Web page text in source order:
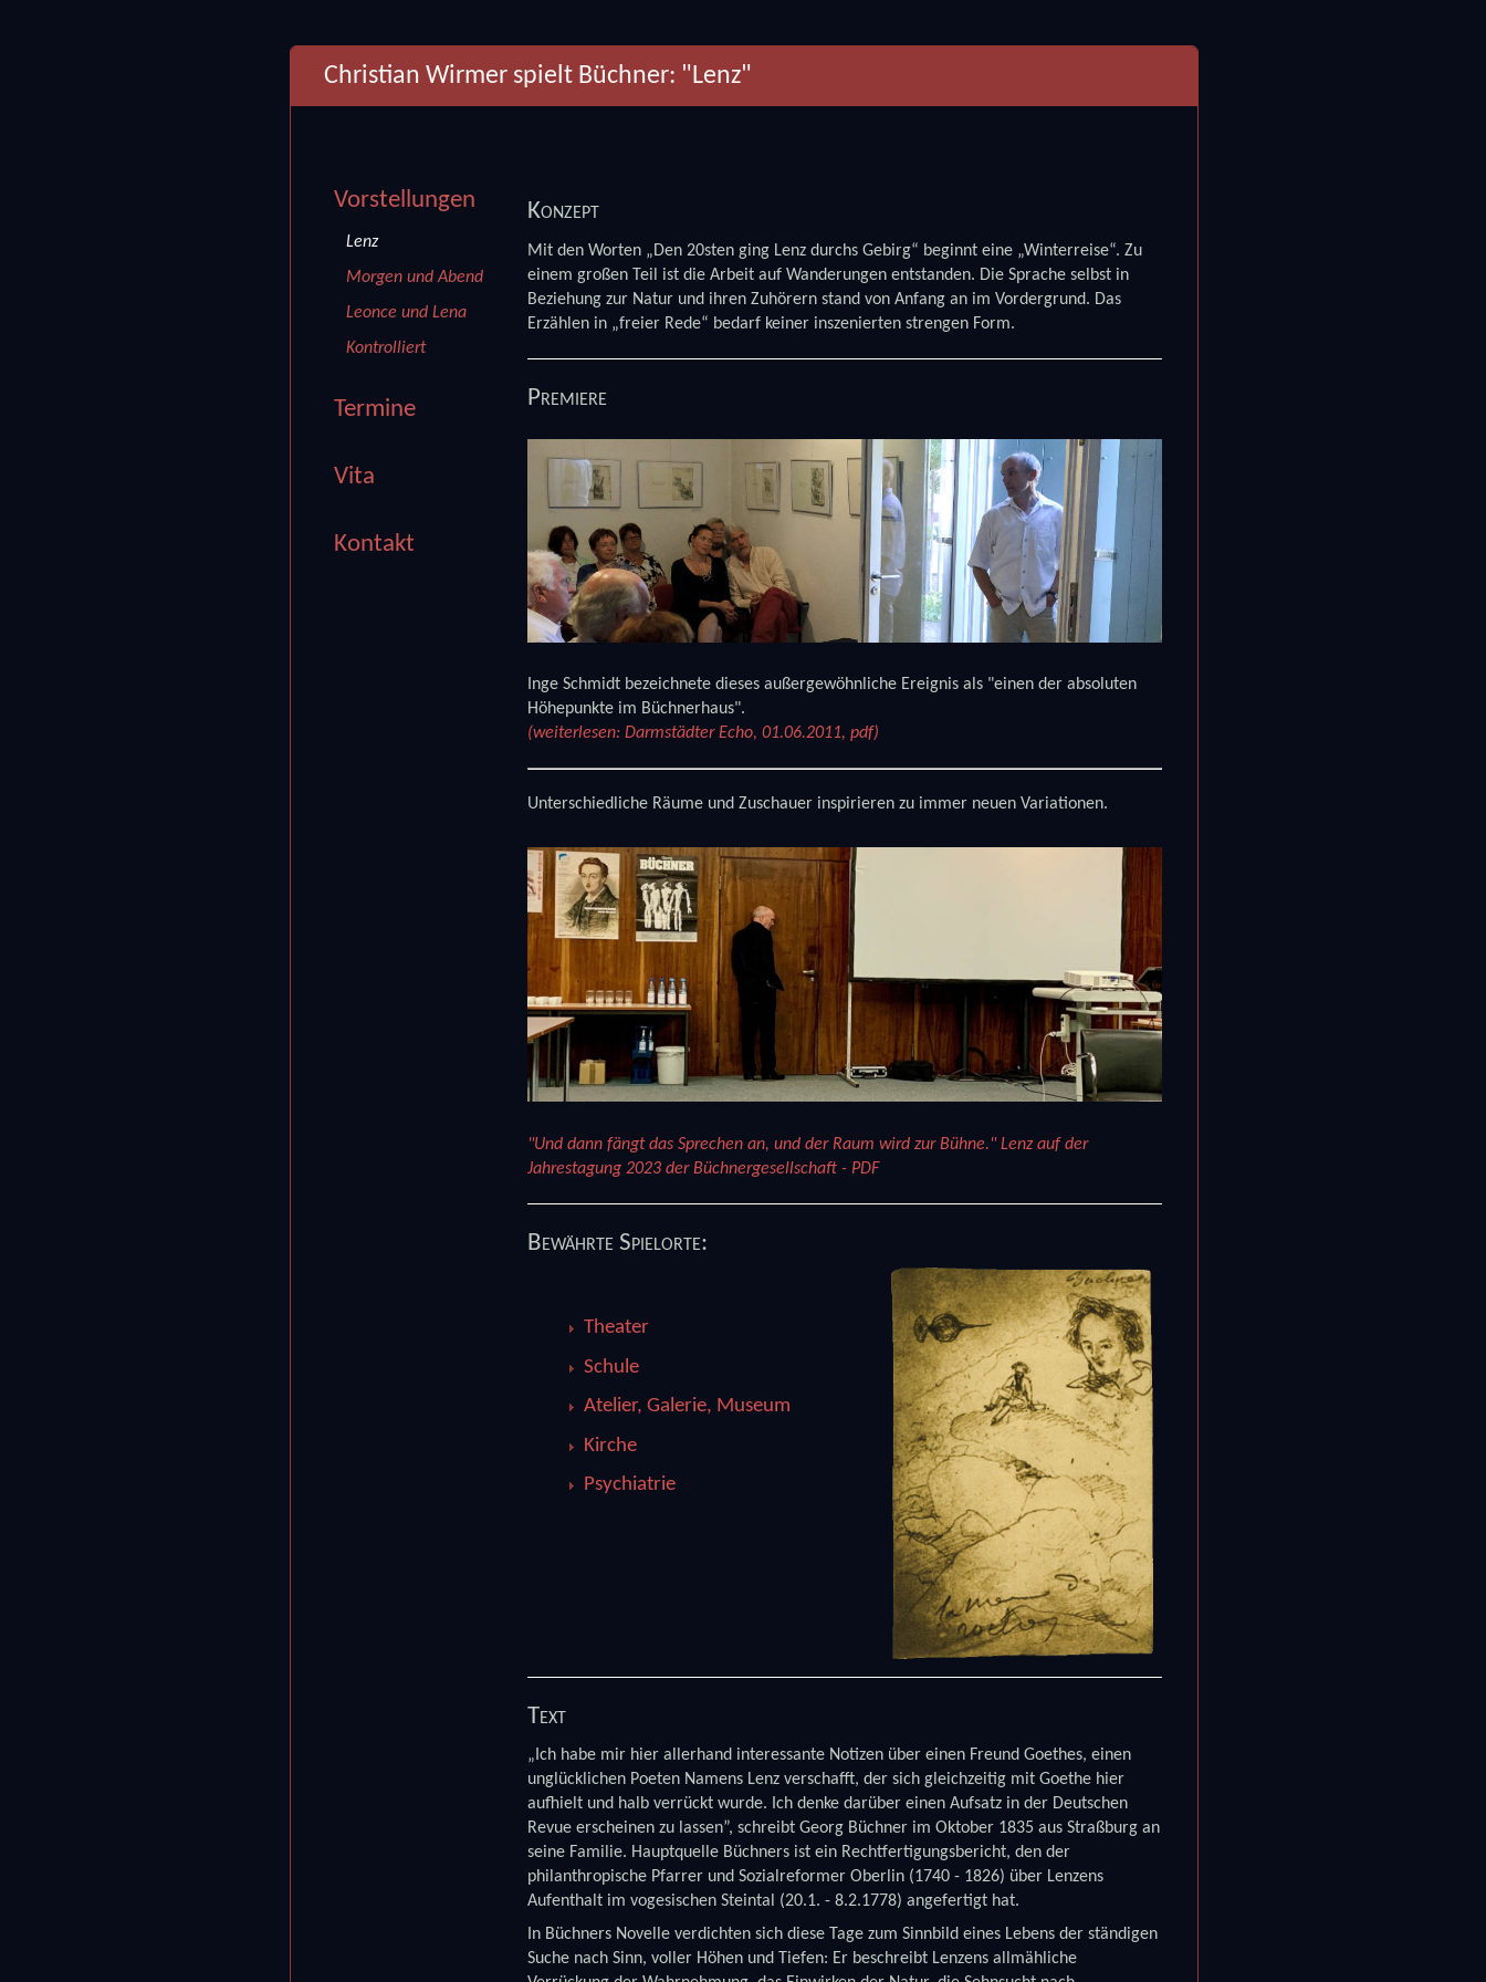
Christian Wirmer spielt Büchner: "Lenz"
Vorstellungen
Lenz
Morgen und Abend
Leonce und Lena
Kontrolliert
Termine
Vita
Kontakt
Konzept
Mit den Worten „Den 20sten ging Lenz durchs Gebirg“ beginnt eine „Winterreise“. Zu
einem großen Teil ist die Arbeit auf Wanderungen entstanden. Die Sprache selbst in
Beziehung zur Natur und ihren Zuhörern stand von Anfang an im Vordergrund. Das
Erzählen in „freier Rede“ bedarf keiner inszenierten strengen Form.
Premiere
Inge Schmidt bezeichnete dieses außergewöhnliche Ereignis als "einen der absoluten
Höhepunkte im Büchnerhaus".
(weiterlesen: Darmstädter Echo, 01.06.2011, pdf)
Unterschiedliche Räume und Zuschauer inspirieren zu immer neuen Variationen.
"Und dann fängt das Sprechen an, und der Raum wird zur Bühne." Lenz auf der
Jahrestagung 2023 der Büchnergesellschaft - PDF
Bewährte Spielorte:
Theater
Schule
Atelier, Galerie, Museum
Kirche
Psychiatrie
Text
„Ich habe mir hier allerhand interessante Notizen über einen Freund Goethes, einen
unglücklichen Poeten Namens Lenz verschafft, der sich gleichzeitig mit Goethe hier
aufhielt und halb verrückt wurde. Ich denke darüber einen Aufsatz in der Deutschen
Revue erscheinen zu lassen”, schreibt Georg Büchner im Oktober 1835 aus Straßburg an
seine Familie. Hauptquelle Büchners ist ein Rechtfertigungsbericht, den der
philanthropische Pfarrer und Sozialreformer Oberlin (1740 - 1826) über Lenzens
Aufenthalt im vogesischen Steintal (20.1. - 8.2.1778) angefertigt hat.
In Büchners Novelle verdichten sich diese Tage zum Sinnbild eines Lebens der ständigen
Suche nach Sinn, voller Höhen und Tiefen: Er beschreibt Lenzens allmähliche